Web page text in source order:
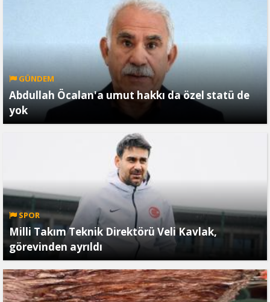
GÜNDEM
Abdullah Öcalan'a umut hakkı da özel statü de
yok
SPOR
Milli Takım Teknik Direktörü Veli Kavlak,
görevinden ayrıldı